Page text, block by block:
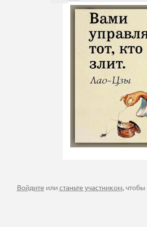
Войдите илистаньте участником,